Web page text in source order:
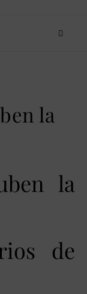
la
la
de